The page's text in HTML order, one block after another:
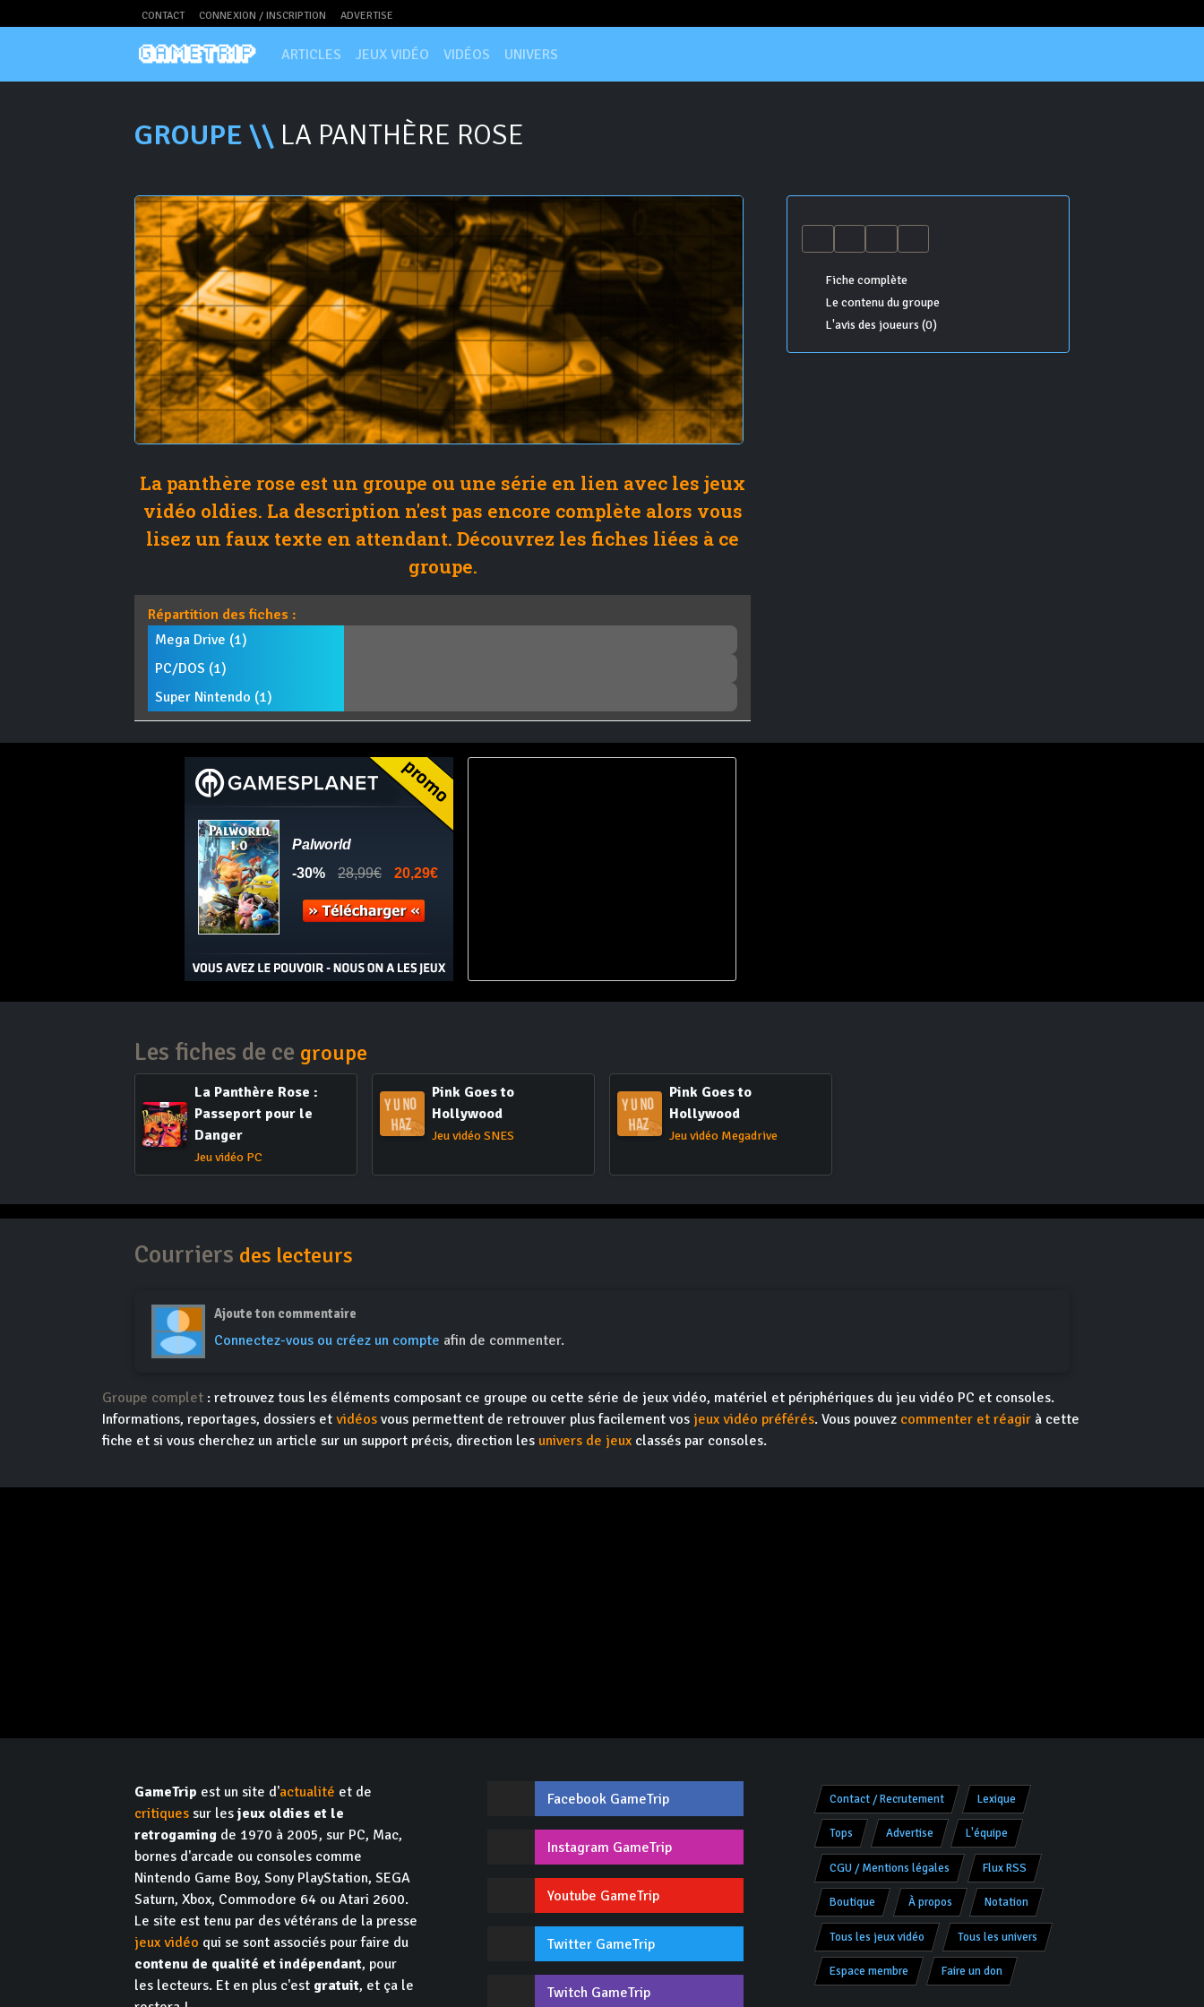
CONTACT CONNEXION / INSCRIPTION ADVERTISE
ARTICLES JEUX VIDÉO VIDÉOS UNIVERS
GROUPE \\ LA PANTHÈRE ROSE
Fiche complète
Le contenu du groupe
L'avis des joueurs (0)
La panthère rose est un groupe ou une série en lien avec les jeux
vidéo oldies. La description n'est pas encore complète alors vous
lisez un faux texte en attendant. Découvrez les fiches liées à ce
groupe.
Répartition des fiches :
Mega Drive (1)
PC/DOS (1)
Super Nintendo (1)
Les fiches de ce groupe
La Panthère Rose :
Passeport pour le
Danger
Jeu vidéo PC
Pink Goes to
Hollywood
Jeu vidéo SNES
Pink Goes to
Hollywood
Jeu vidéo Megadrive
Courriers des lecteurs
Ajoute ton commentaire
Connectez-vous ou créez un compte afin de commenter.
Groupe complet : retrouvez tous les éléments composant ce groupe ou cette série de jeux vidéo, matériel et périphériques du jeu vidéo PC et consoles.
Informations, reportages, dossiers et vidéos vous permettent de retrouver plus facilement vos jeux vidéo préférés. Vous pouvez commenter et réagir à cette
fiche et si vous cherchez un article sur un support précis, direction les univers de jeux classés par consoles.
GameTrip est un site d'actualité et de
critiques sur lesjeux oldies et le
retrogaming de 1970 à 2005, sur PC, Mac,
bornes d'arcade ou consoles comme
Nintendo Game Boy, Sony PlayStation, SEGA
Saturn, Xbox, Commodore 64 ou Atari 2600.
Le site est tenu par des vétérans de la presse
jeux vidéo qui se sont associés pour faire du
contenu de qualité et indépendant, pour
les lecteurs. Et en plus c'est gratuit, et ça le
Facebook GameTrip
Instagram GameTrip
Youtube GameTrip
Twitter GameTrip
Twitch GameTrip
Contact / Recrutement Lexique
Tops Advertise L'équipe
CGU / Mentions légales Flux RSS
Boutique À propos Notation
Tous les jeux vidéo Tous les univers
Espace membre Faire un don